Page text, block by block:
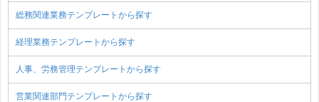
総務関連業務テンプレートから探す
経理業務テンプレートから探す
人事、労務管理テンプレートから探す
営業関連部門テンプレートから探す